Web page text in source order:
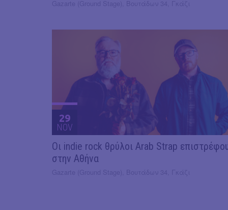
29
NOV
Οι indie rock θρύλοι Arab Strap
στην Αθήνα